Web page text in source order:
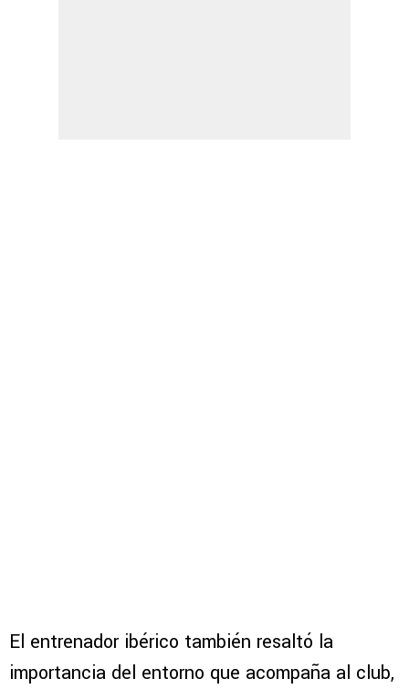
El entrenador ibérico también resaltó la
importancia del entorno que acompaña al club,